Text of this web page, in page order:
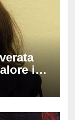
in
l’ex